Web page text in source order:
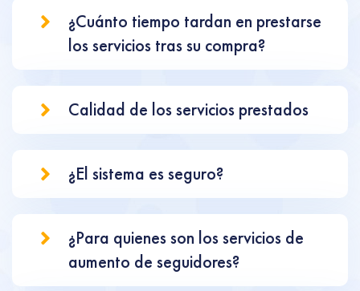
¿Cuánto tiempo tardan en prestarse
los servicios tras su compra?
Calidad de los servicios prestados
¿El sistema es seguro?
¿Para quienes son los servicios de
aumento de seguidores?